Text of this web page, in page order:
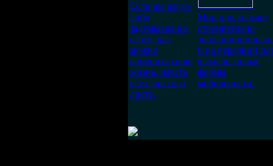
Если вы когда-
либо
задумывались
о том, как
можно
изменить свою
жизнь, начать
все с чистого
листа,
Мир продолжает
стремительно
и на передний
выходят новые
формы
мобильности.